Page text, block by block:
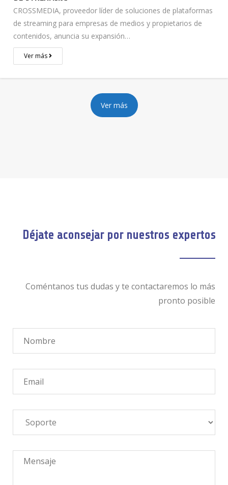
CROSSMEDIA, proveedor líder de soluciones de plataformas
de streaming para empresas de medios y propietarios de
contenidos, anuncia su expansión…
Ver más
Ver más
Déjate aconsejar por nuestros expertos
Coméntanos tus dudas y te contactaremos lo más
pronto posible